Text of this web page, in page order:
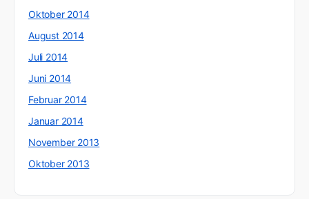
Oktober 2014
August 2014
Juli 2014
Juni 2014
Februar 2014
Januar 2014
November 2013
Oktober 2013